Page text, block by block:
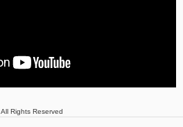
Rights Reserved